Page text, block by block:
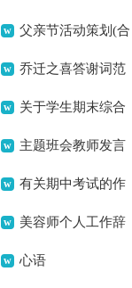
父亲节活动策划(合
集15篇)
乔迁之喜答谢词范
文 关于学生期末综合
素质评语模板参考（精
选30句）
主题班会教师发言
稿 有关期中考试的作
文400字合集七篇
美容师个人工作辞
职报告
心语